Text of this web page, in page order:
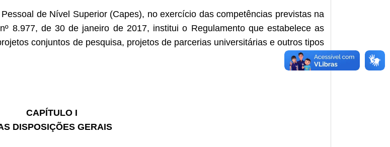
de Nível Superior (Capes), no exercício das competências previstas na
8.977, de 30 de janeiro de 2017, institui o Regulamento que estabelece as
conjuntos de pesquisa, projetos de parcerias universitárias e outros tipos
CAPÍTULO I
DISPOSIÇÕES GERAIS